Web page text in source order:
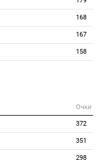
168
167
158
Очки
372
351
298